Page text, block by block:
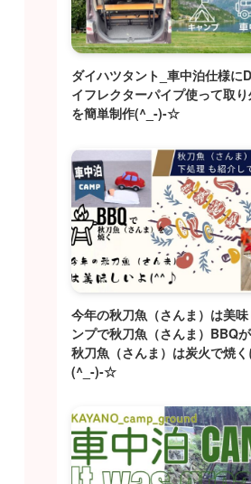
ダイハツタント_車中泊仕様に
イフレクターパイプ使って取
を簡単制作(^_-)-☆
今年の秋刀魚（さんま）は美
ンプで秋刀魚（さんま）BBQ
秋刀魚（さんま）は炭火で焼
(^_-)-☆